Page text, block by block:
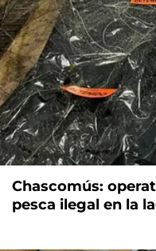
Chascomús:
pesca ilegal en la